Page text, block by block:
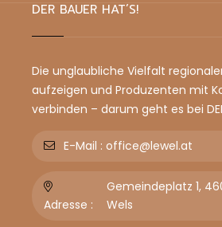
DER BAUER HAT’S!
Die unglaubliche Vielfalt
aufzeigen und Produzenten mit
verbinden – darum geht es bei DER
E-Mail : office@lewel.at
Adresse :
Gemeindeplatz 1,
Wels